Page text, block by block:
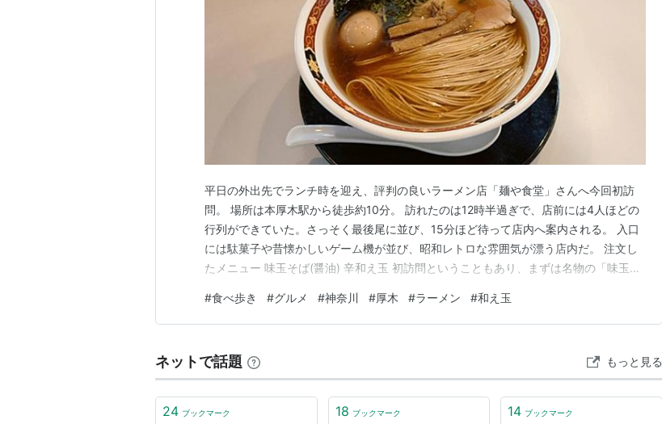
平日の外出先でランチ時を迎え、評判の良いラーメン店「麺や食堂」さんへ今回初訪
問。 場所は本厚木駅から徒歩約10分。 訪れたのは12時半過ぎで、店前には4人ほどの
行列ができていた。さっそく最後尾に並び、15分ほど待って店内へ案内される。 入口
には駄菓子や昔懐かしいゲーム機が並び、昭和レトロな雰囲気が漂う店内だ。 注文し
たメニュー 味玉そば(醤油) 辛和え玉 初訪問ということもあり、まずは名物の「味玉そ
になったが、このお店には珍しく和え玉が用意されていたため、今回は「辛和え玉」を
選択した。 味玉そば(醤油) 味玉そばは綺…
#食べ歩き #グルメ #神奈川 #厚木 #ラーメン #和え玉
ネットで話題 もっと見る
24 ブックマーク 18 ブックマーク 14 ブックマーク